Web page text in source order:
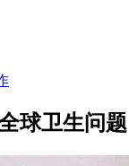
球卫生问题